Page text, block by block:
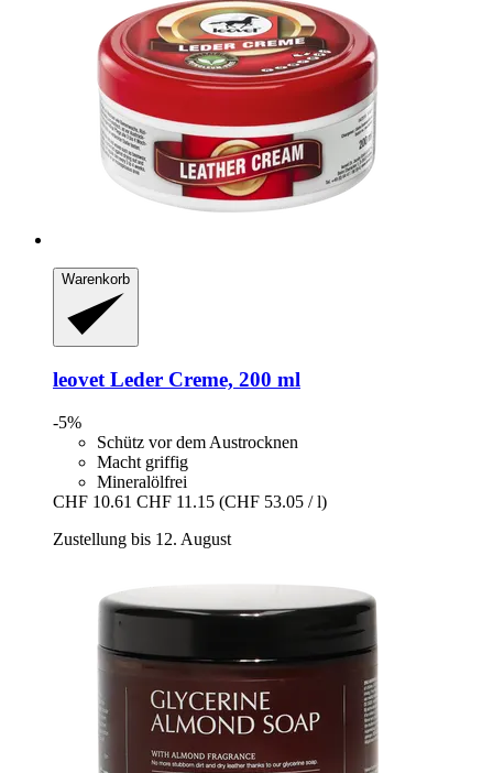
Warenkorb
leovet Leder Creme, 200 ml
-5%
Schütz vor dem Austrocknen
Macht griffig
Mineralölfrei
CHF 10.61 CHF 11.15 (CHF 53.05 / l)
Zustellung bis 12. August